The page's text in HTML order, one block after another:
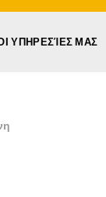
ΥΠΗΡΕΣΊΕΣ ΜΑΣ